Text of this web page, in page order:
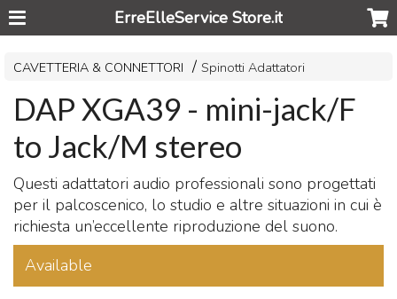
ErreElleService Store.it
CAVETTERIA & CONNETTORI Spinotti Adattatori
DAP XGA39 - mini-jack/F
to Jack/M stereo
Questi adattatori audio professionali sono progettati
per il palcoscenico, lo studio e altre situazioni in cui è
richiesta un’eccellente riproduzione del suono.
Available